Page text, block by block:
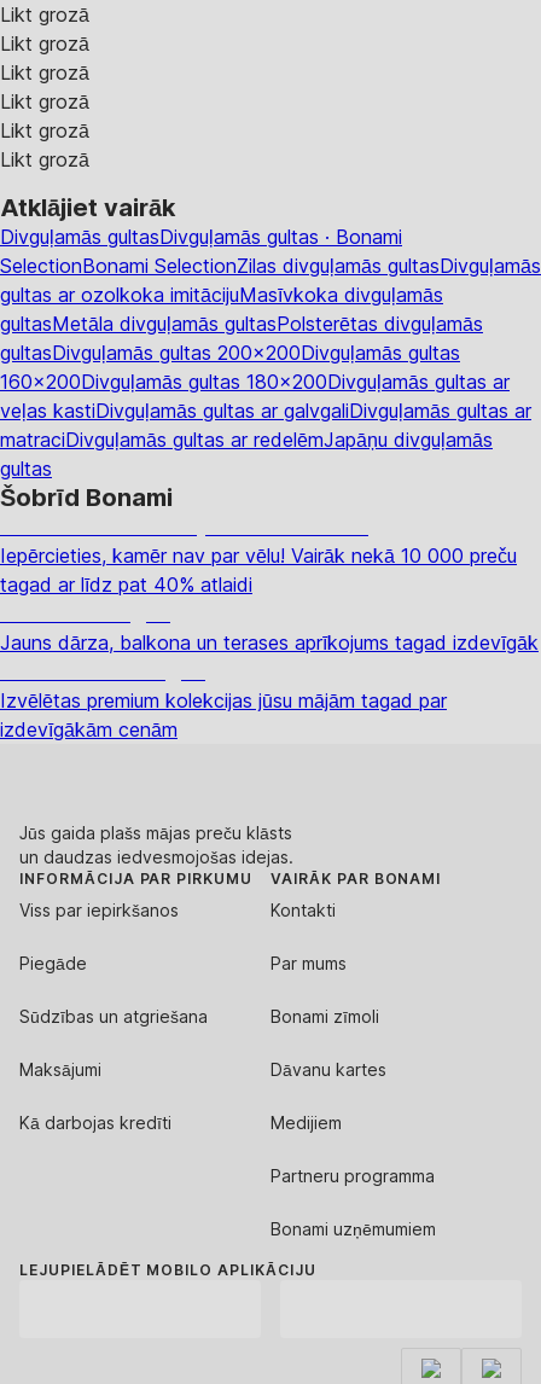
Likt grozā
Likt grozā
Likt grozā
Likt grozā
Likt grozā
Likt grozā
Atklājiet vairāk
Divguļamās gultasDivguļamās gultas · Bonami
SelectionBonami SelectionZilas divguļamās gultasDivguļamās
gultas ar ozolkoka imitācijuMasīvkoka divguļamās
gultasMetāla divguļamās gultasPolsterētas divguļamās
gultasDivguļamās gultas 200x200Divguļamās gultas
160x200Divguļamās gultas 180x200Divguļamās gultas ar
veļas kastiDivguļamās gultas ar galvgaliDivguļamās gultas ar
matraciDivguļamās gultas ar redelēmJapāņu divguļamās
gultas
Šobrīd Bonami
Iepērcieties, kamēr nav par vēlu! Vairāk nekā 10 000 preču
tagad ar līdz pat 40% atlaidi
Jauns dārza, balkona un terases aprīkojums tagad izdevīgāk
Izvēlētas premium kolekcijas jūsu mājām tagad par
izdevīgākām cenām
Jūs gaida plašs mājas preču klāsts
un daudzas iedvesmojošas idejas.
INFORMĀCIJA PAR PIRKUMU
Viss par iepirkšanos
Piegāde
Sūdzības un atgriešana
Maksājumi
Kā darbojas kredīti
VAIRĀK PAR BONAMI
Kontakti
Par mums
Bonami zīmoli
Dāvanu kartes
Medijiem
Partneru programma
Bonami uzņēmumiem
LEJUPIELĀDĒT MOBILO APLIKĀCIJU